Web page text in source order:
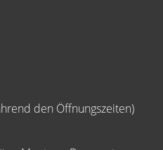
den Öffnungszeiten)